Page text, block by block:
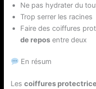
Ne pas hydrater du
Trop serrer les racines
Faire des coiffures
de repos entre deux
En résum
Lescoiffures